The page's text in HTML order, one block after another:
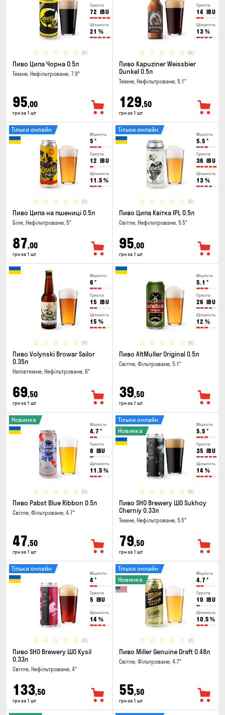
Гіркота
72 IBU
Щільність
21 %
(0)
Пиво Ципа Чорна 0.5л
Темне, Нефільтроване, 7.9°
95,00
грн за 1 шт
Гіркота
14 IBU
Щільність
13 %
(0)
Пиво Kapuziner Weissbier
Dunkel 0.5л
Темне, Нефільтроване, 5.1°
129,50
грн за 1 шт
Міцність
5 °
Гіркота
12 IBU
Щільність
11.5 %
(0)
Тільки онлайн
Пиво Ципа на пшениці 0.5л
Біле, Нефільтроване, 5°
87,00
грн за 1 шт
Міцність
5.5 °
Гіркота
36 IBU
Щільність
13 %
(0)
Тільки онлайн
Пиво Ципа Квітка IPL 0.5л
Світле, Нефільтроване, 5.5°
95,00
грн за 1 шт
Міцність
6 °
Гіркота
15 IBU
Щільність
15 %
(0)
Пиво Volynski Browar Sailor
0.35л
Напівтемне, Нефільтроване, 6°
69,50
грн за 1 шт
Міцність
5.1 °
Гіркота
26 IBU
Щільність
12 %
(0)
Пиво AltMuller Original 0.5л
Світле, Фільтроване, 5.1°
39,50
грн за 1 шт
Міцність
4.7 °
Гіркота
8 IBU
Щільність
11.5 %
(0)
Новинка
Пиво Pabst Blue Ribbon 0.5л
Світле, Фільтроване, 4.7°
47,50
грн за 1 шт
Міцність
5.5 °
Гіркота
35 IBU
Щільність
14 %
(0)
Тільки онлайн
Новинка
Пиво SHO Brewery ШО Sukhoy
Cherniy 0.33л
Темне, Нефільтроване, 5.5°
79,50
грн за 1 шт
Міцність
4°
Гіркота
5 IBU
Щільність
14 %
(0)
Тільки онлайн
Пиво SHO Brewery ШО Kysil
0.33л
Світле, Нефільтроване, 4°
133,50
грн за 1 шт
Міцність
4.7 °
Гіркота
10 IBU
Щільність
10.5 %
(0)
Тільки онлайн
Новинка
Пиво Miller Genuine Draft 0.48л
Світле, Фільтроване, 4.7°
55,50
грн за 1 шт